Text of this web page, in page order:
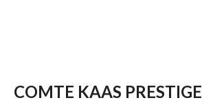
COMTE KAAS PRESTIGE